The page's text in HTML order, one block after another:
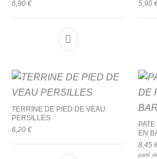
6,90€
5,90
TERRINE DE PIED DE VEAU
PERSILLES
6,20€
EN
8,45
paté